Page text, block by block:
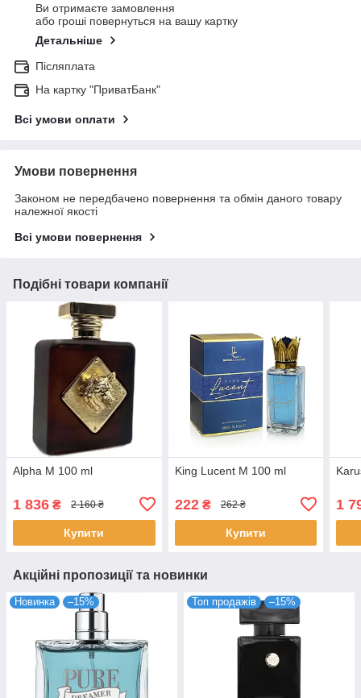
Ви отримаєте замовлення
або гроші повернуться на вашу картку
Детальніше
Післяплата
На картку "ПриватБанк"
Всі умови оплати
Умови повернення
Законом не передбачено повернення та обмін даного товару
належної якості
Всі умови повернення
Подібні товари компанії
Alpha M 100 ml
1 836 ₴ 2 160 ₴
Купити
King Lucent M 100 ml
222₴ 262 ₴
Купити
1
Акційні пропозиції та новинки
Новинка –15% Топ продажів –15%